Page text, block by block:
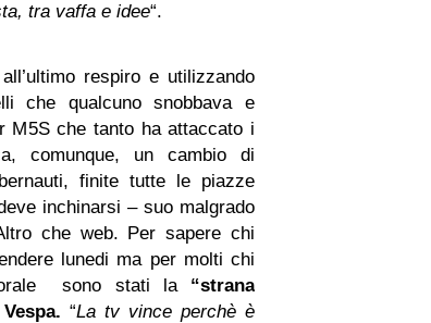
tra vaffa e idee“.
respiro e utilizzando
che qualcuno snobbava e
che tanto ha attaccato i
comunque, un cambio di
finite tutte le piazze
inchinarsi – suo malgrado
che web. Per sapere chi
lunedi ma per molti chi
sono stati la “strana
“La tv vince perchè è